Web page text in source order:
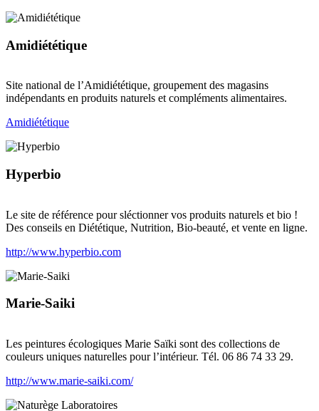
Amidiététique
Site national de l’Amidiététique, groupement des magasins
indépendants en produits naturels et compléments alimentaires.
Amidiététique
Hyperbio
Le site de référence pour sléctionner vos produits naturels et bio !
Des conseils en Diététique, Nutrition, Bio-beauté, et vente en ligne.
http://www.hyperbio.com
Marie-Saiki
Les peintures écologiques Marie Saïki sont des collections de
couleurs uniques naturelles pour l’intérieur. Tél. 06 86 74 33 29.
http://www.marie-saiki.com/